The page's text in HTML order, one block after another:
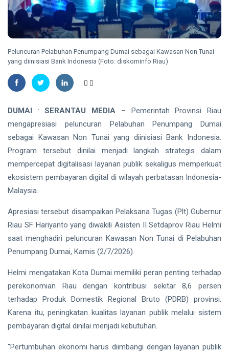
Nasional
dan
Direktur
Bintan
Bahari
TANJUNGPINANG
DPKP
Serahkan
Buaya Muara
Hasil Evakuasi
ke BPSPL dan
Taman Safari
06 Aug,
2026
22
views
HUKRIM
Ekshumasi
Pelajar di
Pekanbaru,
Selidiki
Penganiayaan
06 Aug,
2026
26
views
INDRAGIRI
Inhu Minta
ASN
Kinerja dan
Pelayanan
Publik
06
Siak Sri Indrapura
Indonesia
Pilkada 2024
Donald Trump
Peluncuran Pelabuhan Penumpang Dumai sebagai Kawasan Non Tunai
yang diinisiasi Bank Indonesia (Foto: diskominfo Riau)
DUMAI :SERANTAU MEDIA – Pemerintah Provinsi Riau
mengapresiasi peluncuran Pelabuhan Penumpang Dumai
sebagai Kawasan Non Tunai yang diinisiasi Bank Indonesia.
Program tersebut dinilai menjadi langkah strategis dalam
mempercepat digitalisasi layanan publik sekaligus memperkuat
ekosistem pembayaran digital di wilayah perbatasan Indonesia-
Malaysia.
Apresiasi tersebut disampaikan Pelaksana Tugas (Plt) Gubernur
Riau SF Hariyanto yang diwakili Asisten II Setdaprov Riau Helmi
saat menghadiri peluncuran Kawasan Non Tunai di Pelabuhan
Penumpang Dumai, Kamis (2/7/2026).
Helmi mengatakan Kota Dumai memiliki peran penting terhadap
perekonomian Riau dengan kontribusi sekitar 8,6 persen
terhadap Produk Domestik Regional Bruto (PDRB) provinsi.
Karena itu, peningkatan kualitas layanan publik melalui sistem
pembayaran digital dinilai menjadi kebutuhan.
"Pertumbuhan ekonomi harus diimbangi dengan layanan publik